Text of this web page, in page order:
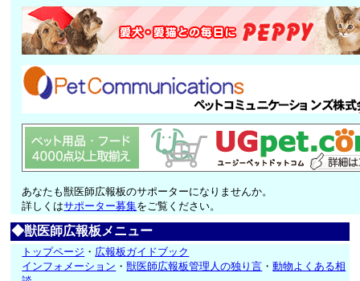
あなたも獣医師広報板のサポーターになりませんか。
詳しくはサポーター募集をご覧ください。
◆獣医師広報板メニュー
トップページ ・ 広報板ガイドブック
インフォメーション ・獣医師広報板管理人の独り言 ・動物よくある相